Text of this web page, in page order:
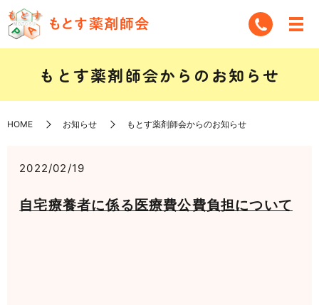
もとす薬剤師会からのお知らせ
HOME お知らせ もとす薬剤師会からのお知らせ
2022/02/19
自宅療養者に係る医療費公費負担について